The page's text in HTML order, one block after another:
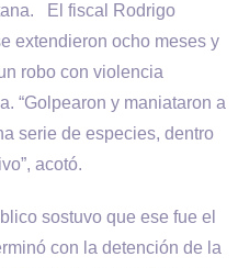
El fiscal Rodrigo
extendieron ocho meses y
robo con violencia
“Golpearon y maniataron a
serie de especies, dentro
acotó.
sostuvo que ese fue el
con la detención de la